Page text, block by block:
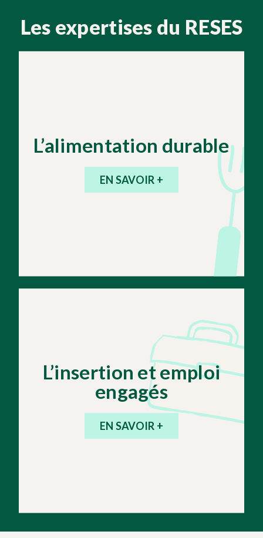
Les expertises du RESES
L’alimentation durable
EN SAVOIR +
L’insertion et emploi
engagés
EN SAVOIR +